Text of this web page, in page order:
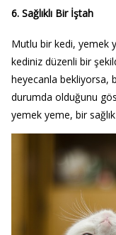
6. Sağlıklı Bir İştah
Mutlu bir kedi, yemek
kediniz düzenli bir
heyecanla bekliyorsa,
durumda olduğunu
yemek yeme, bir